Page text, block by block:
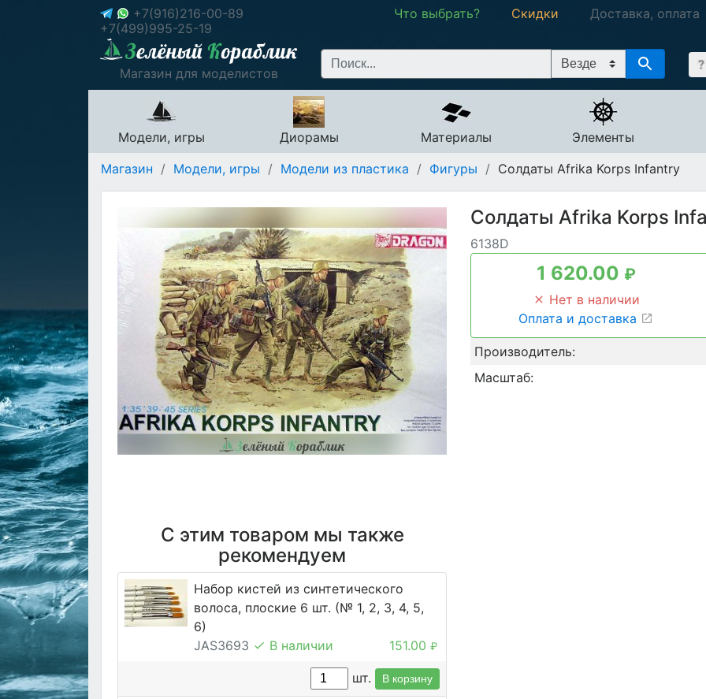
+7(916)216-00-89
+7(499)995-25-19
Что выбрать? Скидки Доставка, оплата
Магазин для моделистов
Модели, игры Диорамы Материалы
Элементы
Магазин / Модели, игры / Модели из пластика / Фигуры / Солдаты Afrika Korps Infantry
Солдаты Afrika Korps
6138D
1 620.00 ₽
Нет в наличии
Оплата и доставка
Производитель:
Масштаб:
С этим товаром мы также
рекомендуем
Набор кистей из синтетического
волоса, плоские 6 шт. (№ 1, 2, 3, 4, 5,
6)
JAS3693
В наличии 151.00₽
шт. В корзину